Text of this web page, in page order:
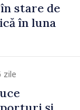
stare de
în luna
zile